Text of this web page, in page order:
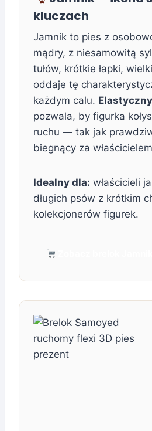
kluczach
Jamnik to pies z
mądry, z niesamowitą
tułów, krótkie łapki,
oddaje tę
każdym calu.
pozwala, by figurka
ruchu — tak jak
biegnący za
Idealny dla: właścicieli
długich psów z krótkim
kolekcjonerów figurek.